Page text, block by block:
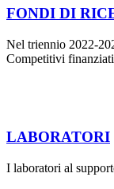
FONDI DI
Nel triennio 2022-
Competitivi
LABORATORI
I laboratori al